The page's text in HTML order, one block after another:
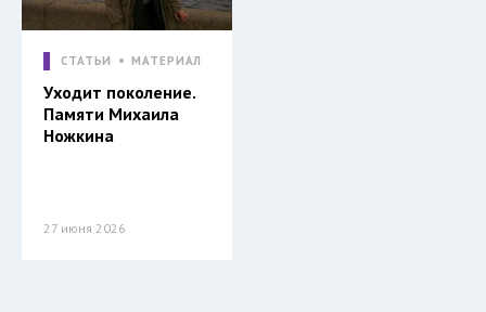
СТАТЬИ МАТЕРИАЛ
Уходит поколение.
Памяти Михаила
Ножкина
27 июня 2026